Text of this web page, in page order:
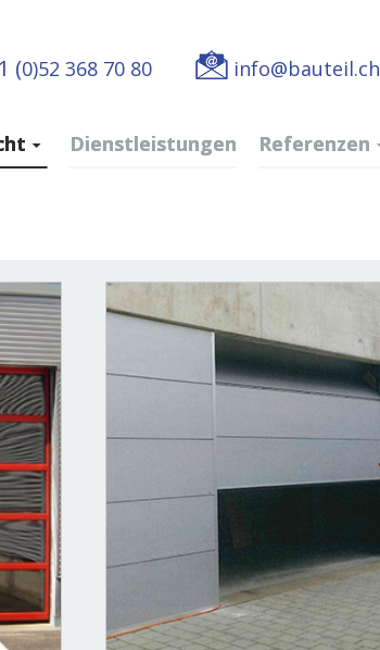
(0)52 368 70 80 info@bauteil.ch
Dienstleistungen Referenzen